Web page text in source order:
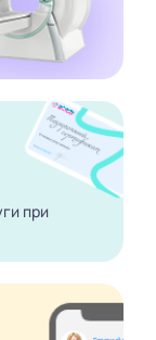
при